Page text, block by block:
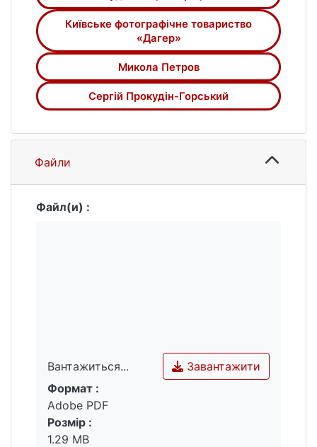
Київське фотографічне товариство
«Дагер»
Микола Петров
Сергій Прокудін-Горський
Файли
Файл(и) :
Вантажиться...
Вантажиться...
Завантажити
Формат :
Adobe PDF
Розмір :
1.29 MB